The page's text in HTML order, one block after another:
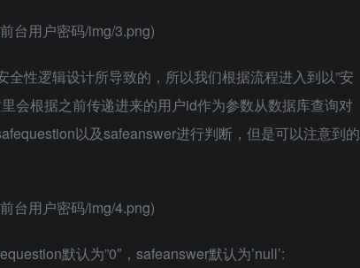
台用户密码/img/3.png)
性逻辑设计所导致的，所以我们根据流程进入到以”安
会根据之前传递进来的用户id作为参数从数据库查询对
以及safeanswer进行判断，但是可以注意到的
台用户密码/img/4.png)
默认为”0″，safeanswer默认为’null’: